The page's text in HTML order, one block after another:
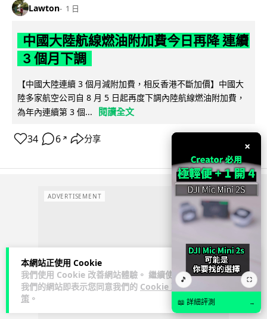
本網站正使用 Cookie
我們使用 Cookie 改善網站體驗。 繼續使用
我們的網站即表示您同意我們的 Cookie 政
策 。
Lawton 1 日
中國大陸航線燃油附加費今日再降 連續
3 個月下調
【中國大陸連續 3 個月減附加費，相反香港不斷加價】中國大
陸多家航空公司自 8 月 5 日起再度下調內陸航線燃油附加費，
為年內連續第 3 個...
閱讀全文
34 6 ↗ 分享
ADVERTISEMENT
×
🎵 ⛶
📖 詳細評測 →